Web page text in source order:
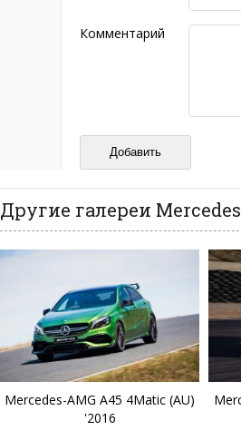
Не стоит
Пожалуйста, не
также призывы к
Не размещайте
И запаситесь терпением,
ваш отзыв может
Комментарий
Другие галереи
Mercedes-AMG A45 4Matic (AU)
'2016